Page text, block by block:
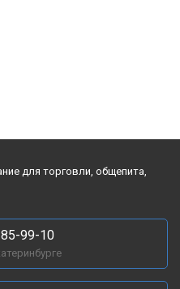
для торговли, общепита,
99-10